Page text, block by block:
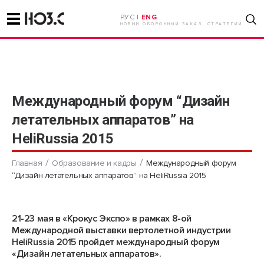
РУС | ENG
НОВЫЙ ОБОРОННЫЙ ЗАКАЗ. СТРАТЕГИИ
Международный форум “Дизайн
летательных аппаратов” на
HeliRussia 2015
Главная Образование и кадры
Международный форум
“Дизайн летательных аппаратов” на HeliRussia 2015
21-23 мая в «Крокус Экспо» в рамках 8-ой
Международной выставки вертолетной индустрии
HeliRussia 2015 пройдет международный форум
«Дизайн летательных аппаратов».